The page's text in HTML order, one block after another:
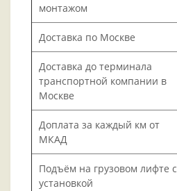
монтажом
Доставка по Москве
Доставка до терминала
транспортной компании в
Москве
Доплата за каждый км от
МКАД
Подъём на грузовом лифте с
установкой